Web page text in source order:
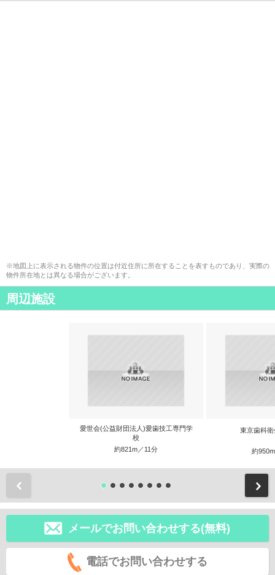
※地図上に表示される物件の位置は付近住所に所在することを表すものであり、実際の
物件所在地とは異なる場合がございます。
周辺施設
愛世会(公益財団法人)愛歯技工専門学
校
約821m／11分
東京歯科
約
メールでお問い合わせする(無料)
電話でお問い合わせする